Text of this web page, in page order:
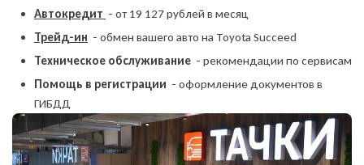
Автокредит - от 19 127 рублей в месяц
Трейд-ин - обмен вашего авто на Toyota Succeed
Техническое обслуживание - рекомендации по сервисам
Помощь в регистрации - оформление документов в
ГИБДД
ОСТАВИТЬ ЗАЯВКУ
персональных данных
Я выражаю своё
конкретное, предметное,
сознательное и
однозначное
обработку моих
соглашаюсь с политикой
конфиденциальности
ОСТАВИТЬ ЗАЯВКУ
персональных данных
Я выражаю своё конкретное, предметное,
информированное, сознательное и однозначное
согласие на обработку моих персональных
данных
и соглашаюсь сполитикой
конфиденциальности
Автомобили с аукционов "ниже рынка"
Торги проходят каждый день в реальном времени.
Выбирайте автомобиль, делайте ставку или покупайте
мгновенно по блиц-цене — всё прозрачно и без
ПОДРОБНЕЕ ОБ АУКЦИОНЕ